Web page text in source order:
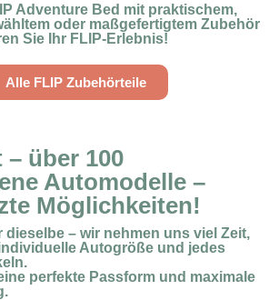
Adventure Bed mit praktischem,
oder maßgefertigtem Zubehör
Sie Ihr FLIP-Erlebnis!
Alle FLIP Zubehörteile
über 100
Automodelle –
Möglichkeiten!
dieselbe – wir nehmen uns viel Zeit,
Autogröße und jedes
perfekte Passform und maximale